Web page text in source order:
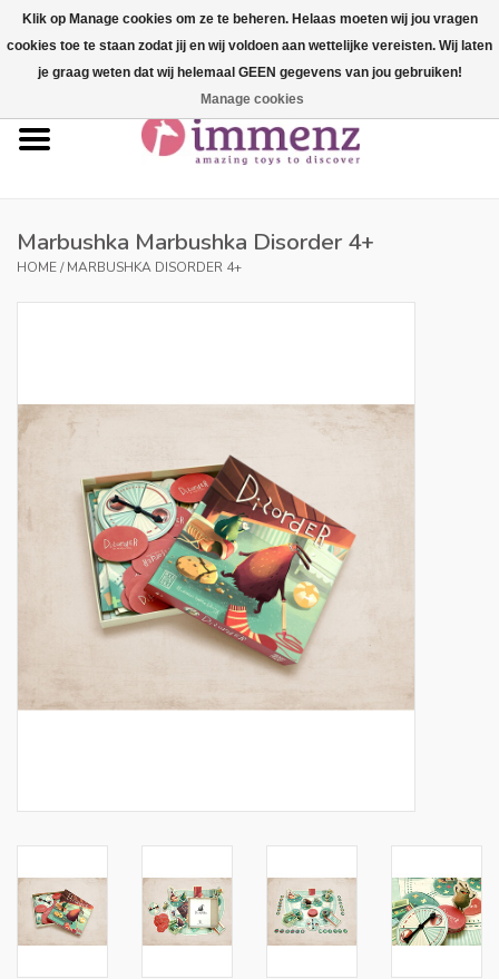
NIEUW in ons assortiment!
Onze merken
Blog
Merken
Marbushka Marbushka Disorder 4+
HOME/MARBUSHKA DISORDER 4+
Klik op Manage cookies om ze te beheren. Helaas moeten wij jou vragen
cookies toe te staan zodat jij en wij voldoen aan wettelijke vereisten. Wij laten
je graag weten dat wij helemaal GEEN gegevens van jou gebruiken!
Manage cookies